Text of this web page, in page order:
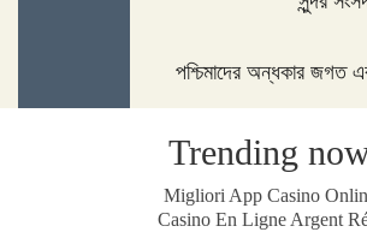
পশ্চিমাদের অন্ধকার জগত
Trending
Migliori App Casino
Casino En Ligne Argent